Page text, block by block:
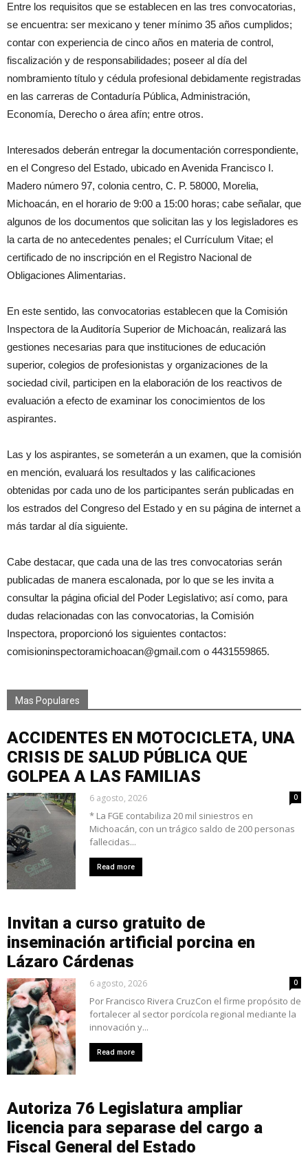
Entre los requisitos que se establecen en las tres convocatorias,
se encuentra: ser mexicano y tener mínimo 35 años cumplidos;
contar con experiencia de cinco años en materia de control,
fiscalización y de responsabilidades; poseer al día del
nombramiento título y cédula profesional debidamente registradas
en las carreras de Contaduría Pública, Administración,
Economía, Derecho o área afín; entre otros.
Interesados deberán entregar la documentación correspondiente,
en el Congreso del Estado, ubicado en Avenida Francisco I.
Madero número 97, colonia centro, C. P. 58000, Morelia,
Michoacán, en el horario de 9:00 a 15:00 horas; cabe señalar, que
algunos de los documentos que solicitan las y los legisladores es
la carta de no antecedentes penales; el Currículum Vitae; el
certificado de no inscripción en el Registro Nacional de
Obligaciones Alimentarias.
En este sentido, las convocatorias establecen que la Comisión
Inspectora de la Auditoría Superior de Michoacán, realizará las
gestiones necesarias para que instituciones de educación
superior, colegios de profesionistas y organizaciones de la
sociedad civil, participen en la elaboración de los reactivos de
evaluación a efecto de examinar los conocimientos de los
aspirantes.
Las y los aspirantes, se someterán a un examen, que la comisión
en mención, evaluará los resultados y las calificaciones
obtenidas por cada uno de los participantes serán publicadas en
los estrados del Congreso del Estado y en su página de internet a
más tardar al día siguiente.
Cabe destacar, que cada una de las tres convocatorias serán
publicadas de manera escalonada, por lo que se les invita a
consultar la página oficial del Poder Legislativo; así como, para
dudas relacionadas con las convocatorias, la Comisión
Inspectora, proporcionó los siguientes contactos:
comisioninspectoramichoacan@gmail.com o 4431559865.
Mas Populares
ACCIDENTES EN MOTOCICLETA, UNA
CRISIS DE SALUD PÚBLICA QUE
GOLPEA A LAS FAMILIAS
6 agosto, 2026 0
* La FGE contabiliza 20 mil siniestros en
Michoacán, con un trágico saldo de 200 personas
fallecidas...
Read more
Invitan a curso gratuito de
inseminación artificial porcina en
Lázaro Cárdenas
6 agosto, 2026 0
Por Francisco Rivera CruzCon el firme propósito de
fortalecer al sector porcícola regional mediante la
innovación y...
Read more
Autoriza 76 Legislatura ampliar
licencia para separase del cargo a
Fiscal General del Estado